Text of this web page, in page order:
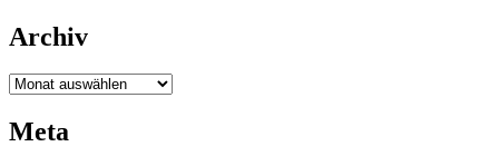
Archiv
Archiv
Meta